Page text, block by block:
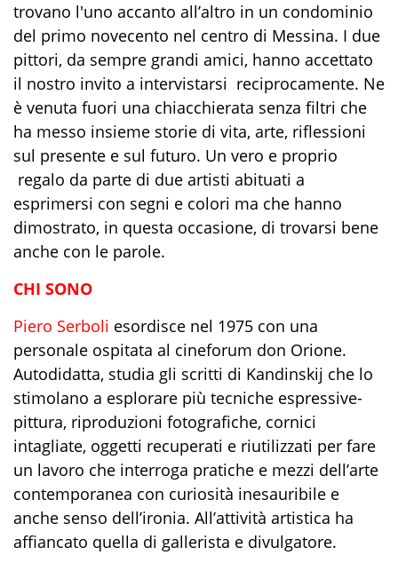
trovano l'uno accanto all’altro in un condominio
del primo novecento nel centro di Messina. I due
pittori, da sempre grandi amici, hanno accettato
il nostro invito a intervistarsi reciprocamente. Ne
è venuta fuori una chiacchierata senza filtri che
ha messo insieme storie di vita, arte, riflessioni
sul presente e sul futuro. Un vero e proprio
regalo da parte di due artisti abituati a
esprimersi con segni e colori ma che hanno
dimostrato, in questa occasione, di trovarsi bene
anche con le parole.
CHI SONO
Piero Serboli esordisce nel 1975 con una
personale ospitata al cineforum don Orione.
Autodidatta, studia gli scritti di Kandinskij che lo
stimolano a esplorare più tecniche espressive-
pittura, riproduzioni fotografiche, cornici
intagliate, oggetti recuperati e riutilizzati per fare
un lavoro che interroga pratiche e mezzi dell’arte
contemporanea con curiosità inesauribile e
anche senso dell’ironia. All’attività artistica ha
affiancato quella di gallerista e divulgatore.